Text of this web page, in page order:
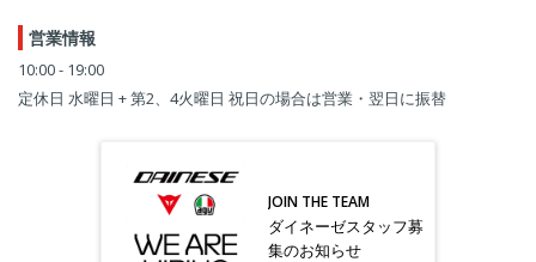
営業情報
10:00 - 19:00
定休日 水曜日 + 第2、4火曜日 祝日の場合は営業・翌日に振替
JOIN THE TEAM
ダイネーゼスタッフ募
集のお知らせ